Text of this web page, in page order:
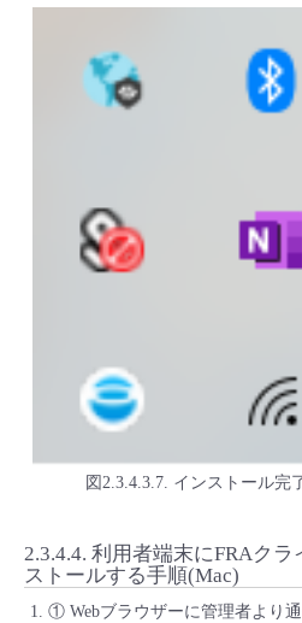
図2.3.4.3.7. インストール完
2.3.4.4. 利用者端末にFRAク
ストールする手順(Mac)
① Webブラウザーに管理者より